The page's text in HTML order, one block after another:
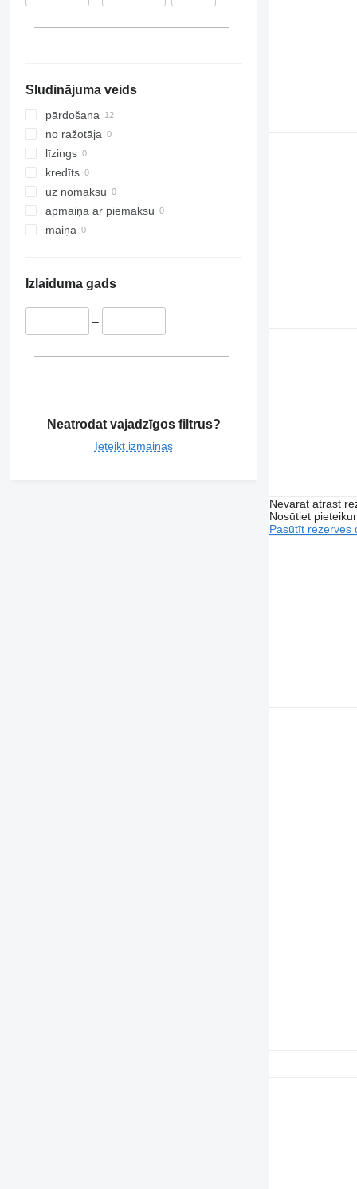
Sludinājuma veids
pārdošana
no ražotāja
līzings
kredīts
uz nomaksu
apmaiņa ar piemaksu
maiņa
Izlaiduma gads
–
Neatrodat vajadzīgos filtrus?
Ieteikt izmaiņas
Nevarat atrast
Nosūtiet
Pasūtīt rezerves